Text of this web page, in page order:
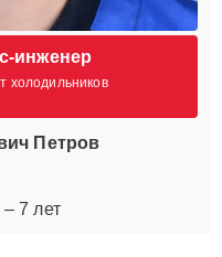
инженер
холодильников
Петров
7 лет